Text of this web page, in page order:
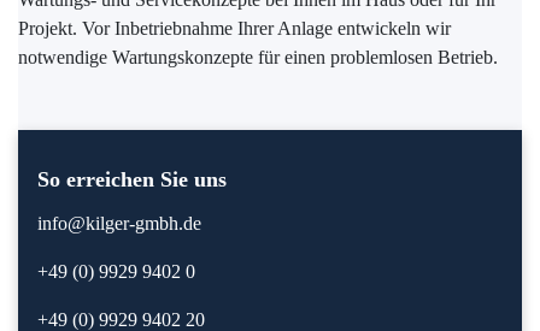
Projekt. Vor Inbetriebnahme Ihrer Anlage entwickeln wir
notwendige Wartungskonzepte für einen problemlosen Betrieb.
So erreichen Sie uns
info@kilger-gmbh.de
+49 (0) 9929 9402 0
+49 (0) 9929 9402 20